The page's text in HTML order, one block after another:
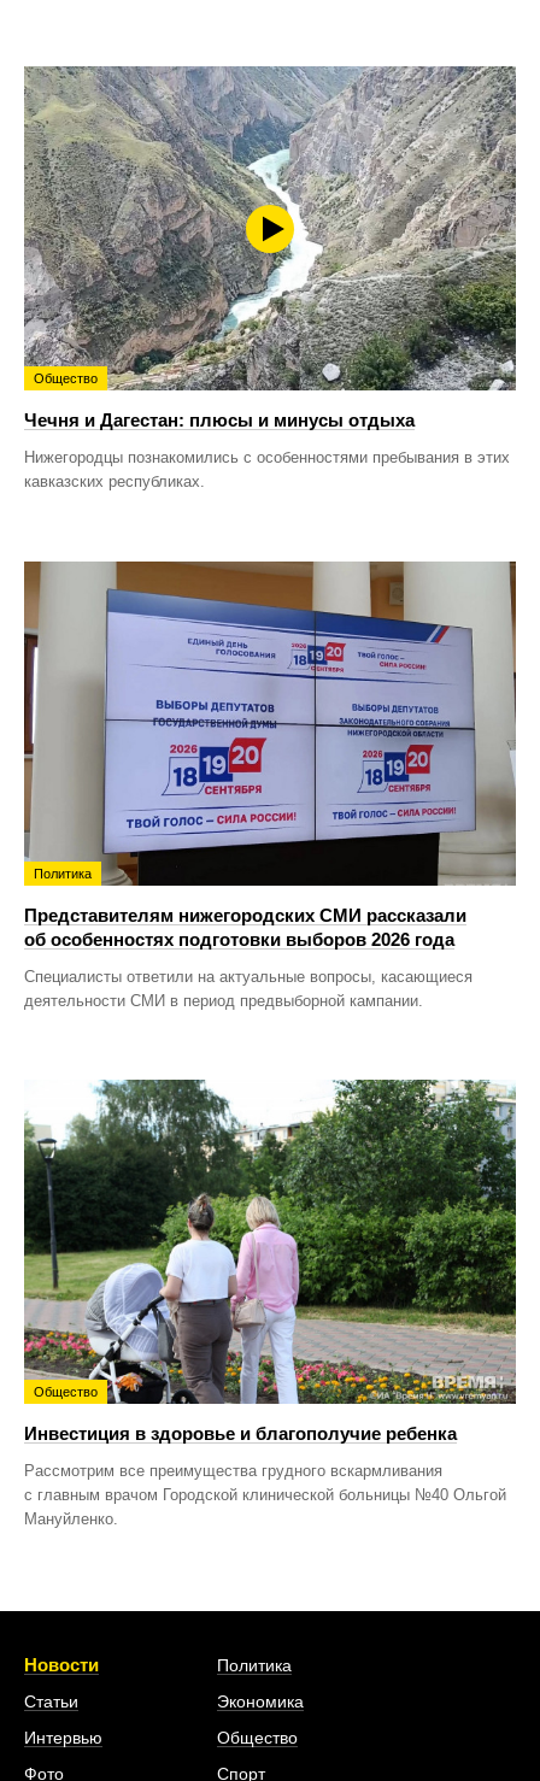
Общество
Чечня и Дагестан: плюсы и минусы отдыха
Нижегородцы познакомились с особенностями пребывания в этих
кавказских республиках.
Политика
Представителям нижегородских СМИ рассказали
об особенностях подготовки выборов 2026 года
Специалисты ответили на актуальные вопросы, касающиеся
деятельности СМИ в период предвыборной кампании.
Общество
Инвестиция в здоровье и благополучие ребенка
Рассмотрим все преимущества грудного вскармливания
с главным врачом Городской клинической больницы №40 Ольгой
Мануйленко.
Новости
Статьи
Интервью
Фото
Политика
Экономика
Общество
Спорт